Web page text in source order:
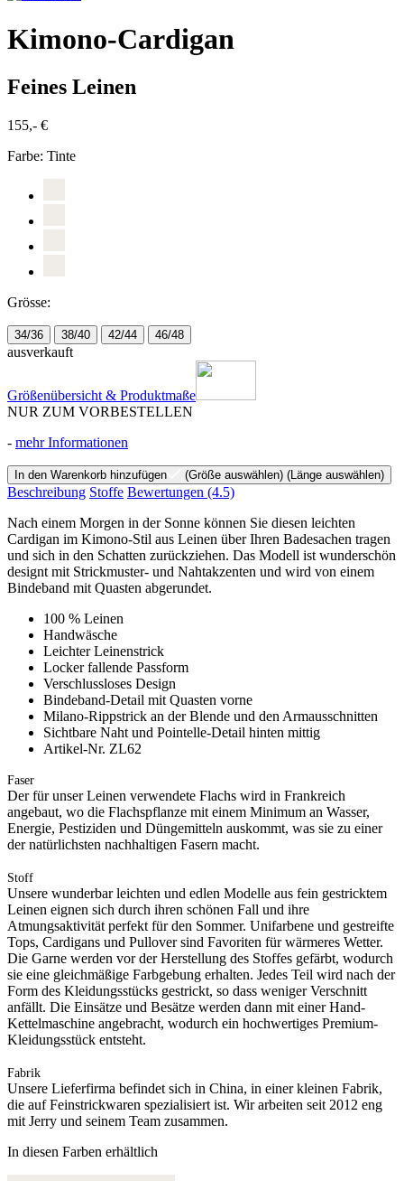
Kimono-Cardigan
Feines Leinen
155,- €
Farbe: Tinte
Grösse:
34/36 38/40 42/44 46/48
ausverkauft
Größenübersicht & Produktmaße
NUR ZUM VORBESTELLEN
- mehr Informationen
In den Warenkorb hinzufügen (Größe auswählen) (Länge auswählen)
Beschreibung Stoffe Bewertungen (4.5)
Nach einem Morgen in der Sonne können Sie diesen leichten
Cardigan im Kimono-Stil aus Leinen über Ihren Badesachen tragen
und sich in den Schatten zurückziehen. Das Modell ist wunderschön
designt mit Strickmuster- und Nahtakzenten und wird von einem
Bindeband mit Quasten abgerundet.
100 % Leinen
Handwäsche
Leichter Leinenstrick
Locker fallende Passform
Verschlussloses Design
Bindeband-Detail mit Quasten vorne
Milano-Rippstrick an der Blende und den Armausschnitten
Sichtbare Naht und Pointelle-Detail hinten mittig
Artikel-Nr. ZL62
Faser
Der für unser Leinen verwendete Flachs wird in Frankreich
angebaut, wo die Flachspflanze mit einem Minimum an Wasser,
Energie, Pestiziden und Düngemitteln auskommt, was sie zu einer
der natürlichsten nachhaltigen Fasern macht.
Stoff
Unsere wunderbar leichten und edlen Modelle aus fein gestricktem
Leinen eignen sich durch ihren schönen Fall und ihre
Atmungsaktivität perfekt für den Sommer. Unifarbene und gestreifte
Tops, Cardigans und Pullover sind Favoriten für wärmeres Wetter.
Die Garne werden vor der Herstellung des Stoffes gefärbt, wodurch
sie eine gleichmäßige Farbgebung erhalten. Jedes Teil wird nach der
Form des Kleidungsstücks gestrickt, so dass weniger Verschnitt
anfällt. Die Einsätze und Besätze werden dann mit einer Hand-
Kettelmaschine angebracht, wodurch ein hochwertiges Premium-
Kleidungsstück entsteht.
Fabrik
Unsere Lieferfirma befindet sich in China, in einer kleinen Fabrik,
die auf Feinstrickwaren spezialisiert ist. Wir arbeiten seit 2012 eng
mit Jerry und seinem Team zusammen.
In diesen Farben erhältlich